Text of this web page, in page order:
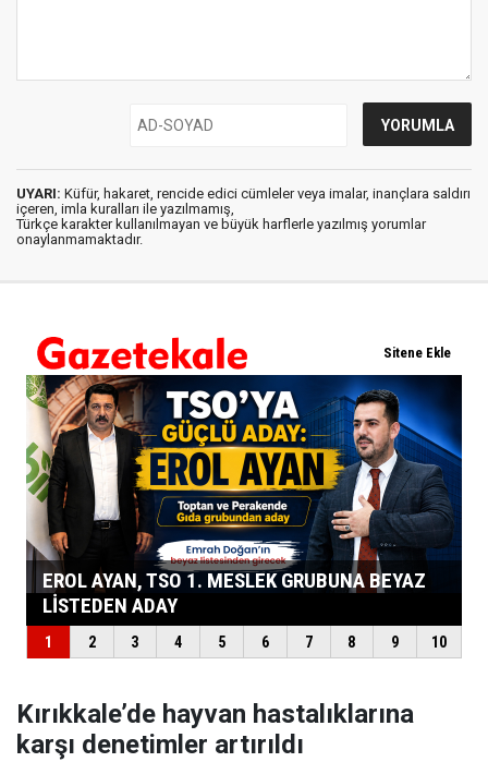
UYARI: Küfür, hakaret, rencide edici cümleler veya imalar, inançlara saldırı
içeren, imla kuralları ile yazılmamış,
Türkçe karakter kullanılmayan ve büyük harflerle yazılmış yorumlar
onaylanmamaktadır.
Kırıkkale’de hayvan hastalıklarına
karşı denetimler artırıldı